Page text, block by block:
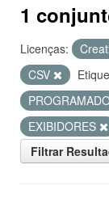
1
Licenças:
CSV
EXIBIDORES
Filtrar